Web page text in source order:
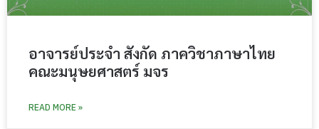
อาจารย์ประจำ สังกัด ภาควิชาภาษาไทย
คณะมนุษยศาสตร์ มจร
READ MORE »